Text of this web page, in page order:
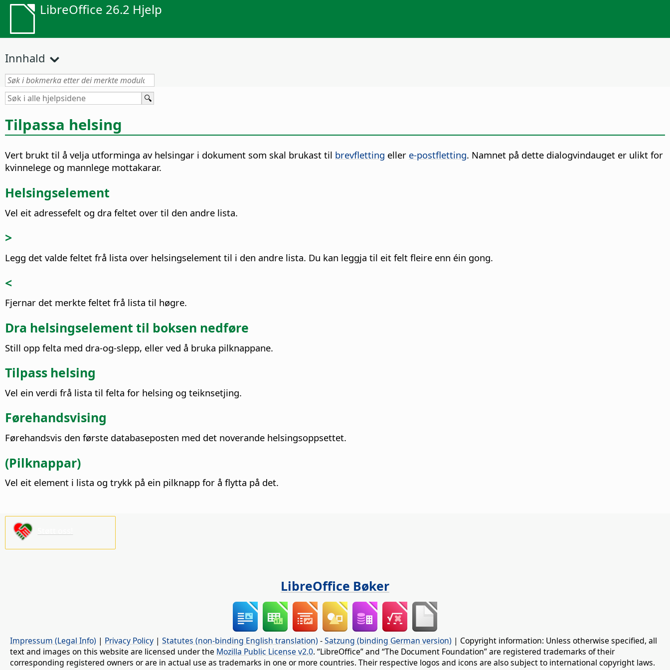
LibreOffice 26.2 Hjelp
Innhald
Tilpassa helsing
Vert brukt til å velja utforminga av helsingar i dokument som skal brukast til brevfletting eller e-postfletting. Namnet på dette dialogvindauget er ulikt for
kvinnelege og mannlege mottakarar.
Helsingselement
Vel eit adressefelt og dra feltet over til den andre lista.
>
Legg det valde feltet frå lista over helsingselement til i den andre lista. Du kan leggja til eit felt fleire enn éin gong.
<
Fjernar det merkte feltet frå lista til høgre.
Dra helsingselement til boksen nedføre
Still opp felta med dra-og-slepp, eller ved å bruka pilknappane.
Tilpass helsing
Vel ein verdi frå lista til felta for helsing og teiknsetjing.
Førehandsvising
Førehandsvis den første databaseposten med det noverande helsingsoppsettet.
(Pilknappar)
Vel eit element i lista og trykk på ein pilknapp for å flytta på det.
LibreOffice Bøker
Impressum (Legal Info) | Privacy Policy | Statutes (non-binding English translation) -Satzung (binding German version) | Copyright information: Unless otherwise specified, all
text and images on this website are licensed under the Mozilla Public License v2.0. “LibreOffice” and “The Document Foundation” are registered trademarks of their
corresponding registered owners or are in actual use as trademarks in one or more countries. Their respective logos and icons are also subject to international copyright laws.